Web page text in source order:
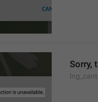
Sorry,